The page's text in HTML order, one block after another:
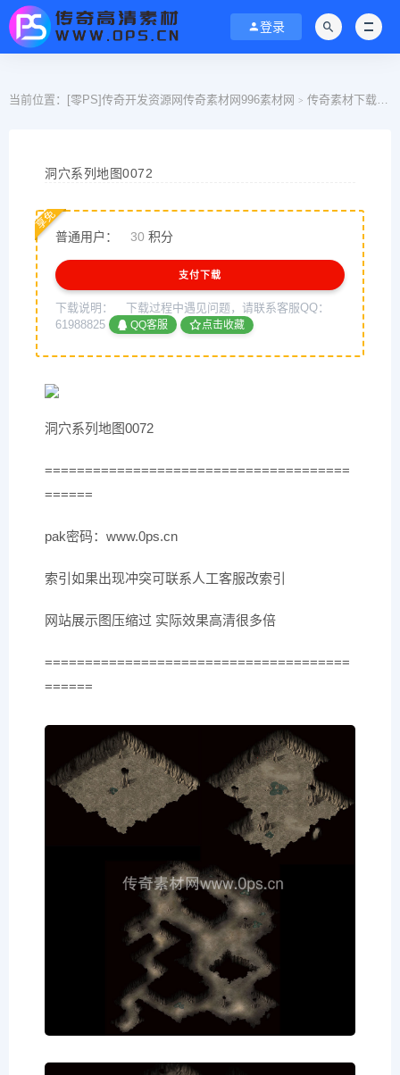
登录
当前位置： [零PS]传奇开发资源网传奇素材网996素材网 > 传奇素材下载
洞穴系列地图0072
普通用户： 30 积分
享免
支付下载
下载说明：
下载过程中遇见问题，请联系客服QQ：
61988825
QQ客服 点击收藏
洞穴系列地图0072
======================================
======
pak密码：www.0ps.cn
索引如果出现冲突可联系人工客服改索引
网站展示图压缩过 实际效果高清很多倍
======================================
======